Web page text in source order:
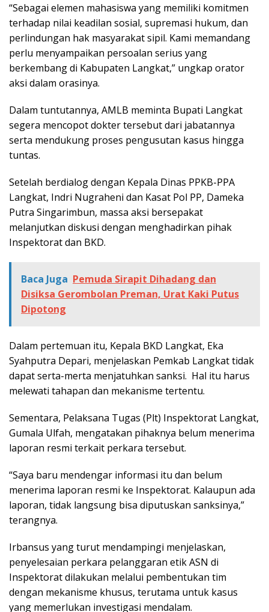
“Sebagai elemen mahasiswa yang memiliki komitmen
terhadap nilai keadilan sosial, supremasi hukum, dan
perlindungan hak masyarakat sipil. Kami memandang
perlu menyampaikan persoalan serius yang
berkembang di Kabupaten Langkat,” ungkap orator
aksi dalam orasinya.
Dalam tuntutannya, AMLB meminta Bupati Langkat
segera mencopot dokter tersebut dari jabatannya
serta mendukung proses pengusutan kasus hingga
tuntas.
Setelah berdialog dengan Kepala Dinas PPKB-PPA
Langkat, Indri Nugraheni dan Kasat Pol PP, Dameka
Putra Singarimbun, massa aksi bersepakat
melanjutkan diskusi dengan menghadirkan pihak
Inspektorat dan BKD.
Baca Juga Pemuda Sirapit Dihadang dan
Disiksa Gerombolan Preman, Urat Kaki Putus
Dipotong
Dalam pertemuan itu, Kepala BKD Langkat, Eka
Syahputra Depari, menjelaskan Pemkab Langkat tidak
dapat serta-merta menjatuhkan sanksi. Hal itu harus
melewati tahapan dan mekanisme tertentu.
Sementara, Pelaksana Tugas (Plt) Inspektorat Langkat,
Gumala Ulfah, mengatakan pihaknya belum menerima
laporan resmi terkait perkara tersebut.
“Saya baru mendengar informasi itu dan belum
menerima laporan resmi ke Inspektorat. Kalaupun ada
laporan, tidak langsung bisa diputuskan sanksinya,”
terangnya.
Irbansus yang turut mendampingi menjelaskan,
penyelesaian perkara pelanggaran etik ASN di
Inspektorat dilakukan melalui pembentukan tim
dengan mekanisme khusus, terutama untuk kasus
yang memerlukan investigasi mendalam.